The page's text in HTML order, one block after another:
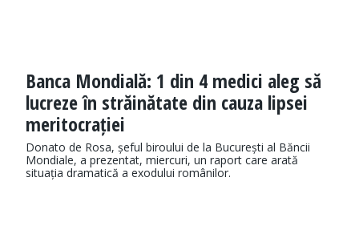
Banca Mondială: 1 din 4 medici aleg să
lucreze în străinătate din cauza lipsei
meritocrației
Donato de Rosa, șeful biroului de la București al Băncii
Mondiale, a prezentat, miercuri, un raport care arată
situația dramatică a exodului românilor.